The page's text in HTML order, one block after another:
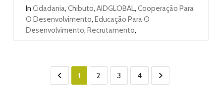
In Cidadania, Chibuto, AIDGLOBAL, Cooperação Para
O Desenvolvimento, Educação Para O
Desenvolvimento, Recrutamento,
1 2 3 4